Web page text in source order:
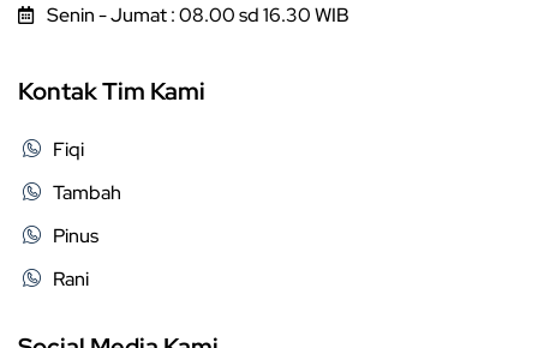
Senin - Jumat : 08.00 sd 16.30 WIB
Kontak Tim Kami
Fiqi
Tambah
Pinus
Rani